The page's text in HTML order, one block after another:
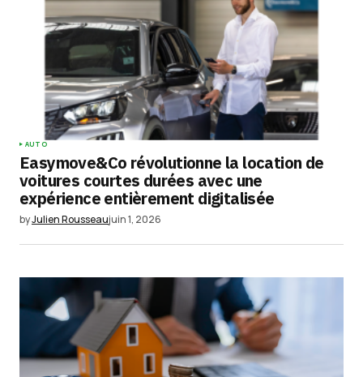
AUTO
Easymove&Co révolutionne la location de
voitures courtes durées avec une
expérience entièrement digitalisée
byJulien Rousseaujuin 1, 2026